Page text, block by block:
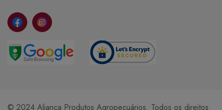
© 2024 Aliança Produtos Agropecuários. Todos os direitos